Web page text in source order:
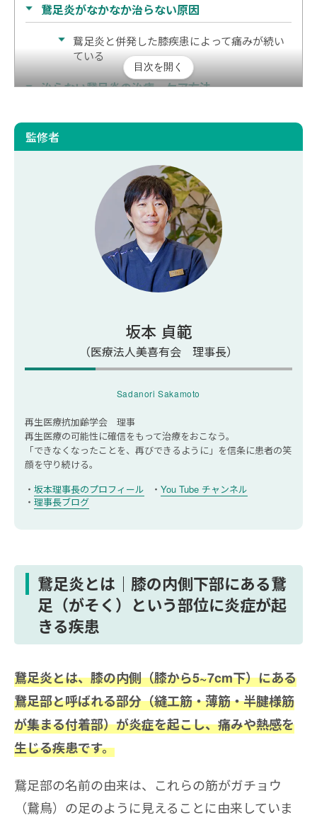
鵞足炎がなかなか治らない原因
鵞足炎と併発した膝疾患によって痛みが続い
ている
治らない鵞足炎の治療・ケア方法
一般的な鵞足炎の治療法
チ
鵞足炎の再発防止策と生活習慣の見直し
セルフケア・トレーニングで再発を予防
鵞足炎を再発しないために普段から意識する
ポイント
治らない鵞足炎には根本的なアプローチが重要
目次を開く
監修者
坂本 貞範
（医療法人美喜有会 理事長）
Sadanori Sakamoto
再生医療抗加齢学会 理事
再生医療の可能性に確信をもって治療をおこなう。
「できなくなったことを、再びできるように」を信条に患者の笑
顔を守り続ける。
坂本理事長のプロフィール
You Tube チャンネル
理事長ブログ
鵞足炎とは｜膝の内側下部にある鵞
足（がそく）という部位に炎症が起
きる疾患
鵞足炎とは、膝の内側（膝から5~7cm下）にある
鵞足部と呼ばれる部分（縫工筋・薄筋・半腱様筋
が集まる付着部）が炎症を起こし、痛みや熱感を
生じる疾患です。
鵞足部の名前の由来は、これらの筋がガチョウ
（鵞鳥）の足のように見えることに由来していま